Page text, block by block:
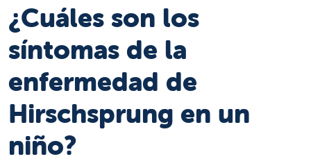
¿Cuáles son los
síntomas de la
enfermedad de
Hirschsprung en un
niño?